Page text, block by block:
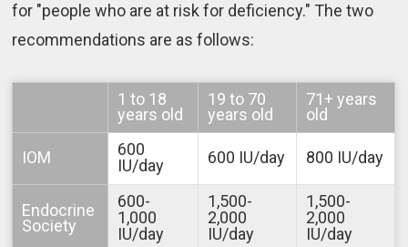
for "people who are at risk for deficiency." The two
recommendations are as follows:
1 to 18
years old
19 to 70
years old
71+ years
old
IOM
600
IU/day
600 IU/day 800 IU/day
Endocrine
Society
600-
1,000
IU/day
1,500-
2,000
IU/day
1,500-
2,000
IU/day